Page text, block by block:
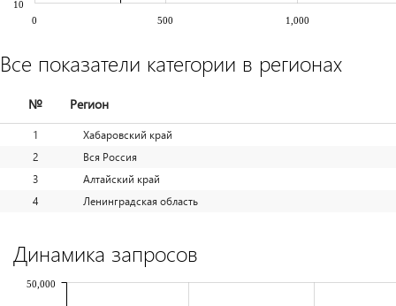
10
0 500 1,000
Все показатели категории в регионах
№ Регион
1
Хабаровский край
2
Вся Россия
3
Алтайский край
4
Ленинградская область
Динамика запросов
50,000